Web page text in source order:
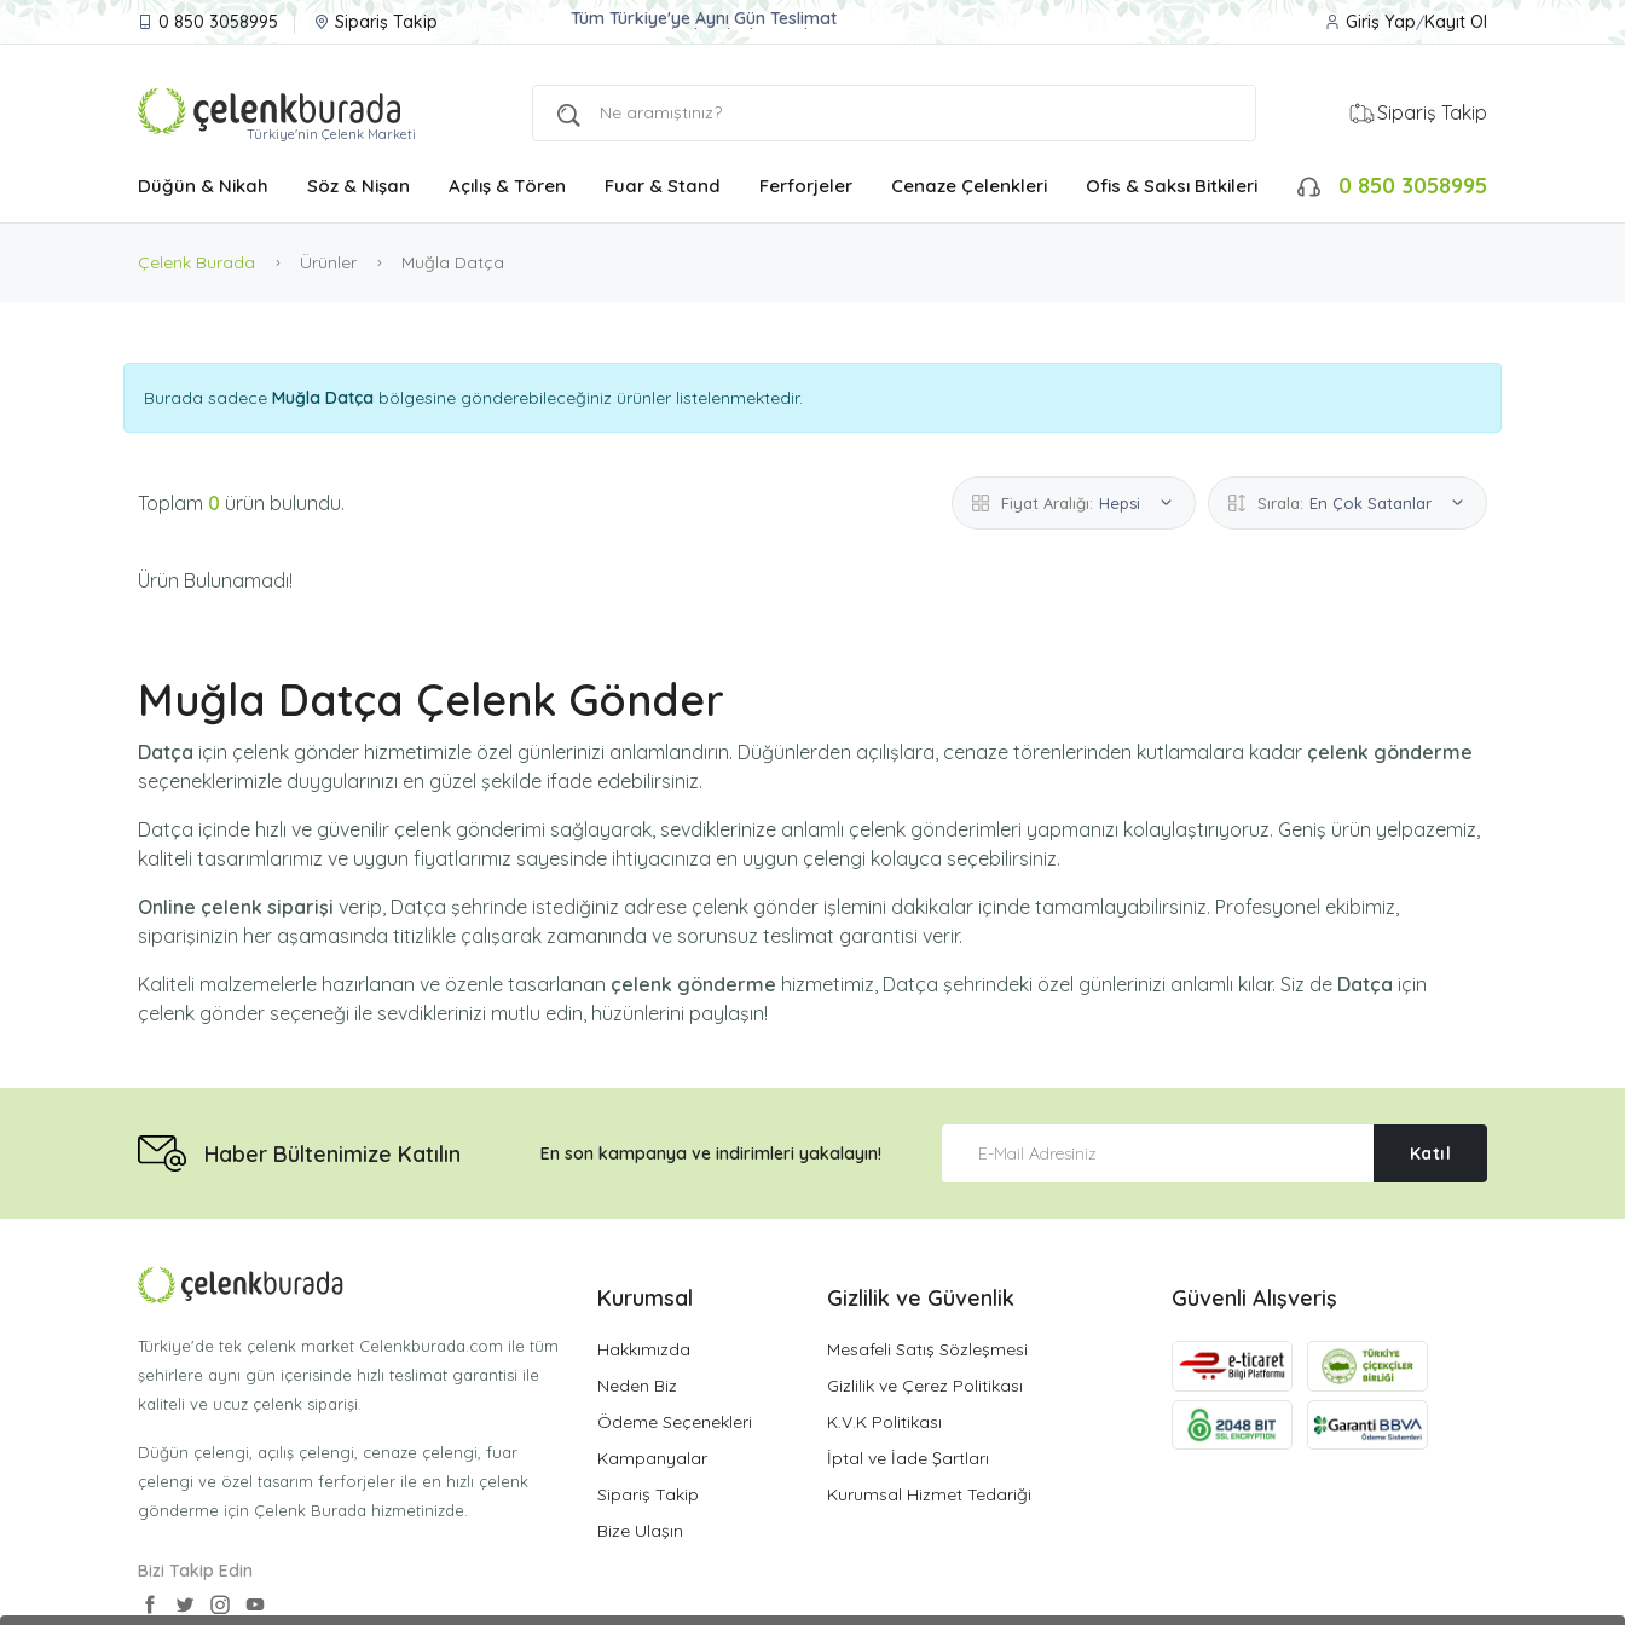
0 850 3058995 Sipariş Takip Tüm Türkiye'ye Aynı Gün Teslimat
Ucuz ve Kaliteli Çelenk Gönder
Aynı Gün Teslimat Çelenk Siparişi
Giriş Yap/Kayıt Ol
Türkiye'nin Çelenk Marketi
Sipariş Takip
Düğün & Nikah Söz & Nişan Açılış & Tören Fuar & Stand Ferforjeler Cenaze Çelenkleri Ofis & Saksı Bitkileri 0 850 3058995
Çelenk Burada Ürünler Muğla Datça
Burada sadece Muğla Datça bölgesine gönderebileceğiniz ürünler listelenmektedir.
Toplam 0 ürün bulundu. Fiyat Aralığı: Hepsi Sırala: En Çok Satanlar
Ürün Bulunamadı!
Muğla Datça Çelenk Gönder
Datça için çelenk gönder hizmetimizle özel günlerinizi anlamlandırın. Düğünlerden açılışlara, cenaze törenlerinden kutlamalara kadar çelenk gönderme
seçeneklerimizle duygularınızı en güzel şekilde ifade edebilirsiniz.
Datça içinde hızlı ve güvenilir çelenk gönderimi sağlayarak, sevdiklerinize anlamlı çelenk gönderimleri yapmanızı kolaylaştırıyoruz. Geniş ürün yelpazemiz,
kaliteli tasarımlarımız ve uygun fiyatlarımız sayesinde ihtiyacınıza en uygun çelengi kolayca seçebilirsiniz.
Online çelenk siparişi verip, Datça şehrinde istediğiniz adrese çelenk gönder işlemini dakikalar içinde tamamlayabilirsiniz. Profesyonel ekibimiz,
siparişinizin her aşamasında titizlikle çalışarak zamanında ve sorunsuz teslimat garantisi verir.
Kaliteli malzemelerle hazırlanan ve özenle tasarlanan çelenk gönderme hizmetimiz, Datça şehrindeki özel günlerinizi anlamlı kılar. Siz de Datça için
çelenk gönder seçeneği ile sevdiklerinizi mutlu edin, hüzünlerini paylaşın!
Haber Bültenimize Katılın En son kampanya ve indirimleri yakalayın! Katıl
Türkiye'de tek çelenk market Celenkburada.com ile tüm
şehirlere aynı gün içerisinde hızlı teslimat garantisi ile
kaliteli ve ucuz çelenk siparişi.
Düğün çelengi, açılış çelengi, cenaze çelengi, fuar
çelengi ve özel tasarım ferforjeler ile en hızlı çelenk
gönderme için Çelenk Burada hizmetinizde.
Bizi Takip Edin
Kurumsal
Hakkımızda
Neden Biz
Ödeme Seçenekleri
Kampanyalar
Sipariş Takip
Bize Ulaşın
Gizlilik ve Güvenlik
Mesafeli Satış Sözleşmesi
Gizlilik ve Çerez Politikası
K.V.K Politikası
İptal ve İade Şartları
Kurumsal Hizmet Tedariği
Güvenli Alışveriş